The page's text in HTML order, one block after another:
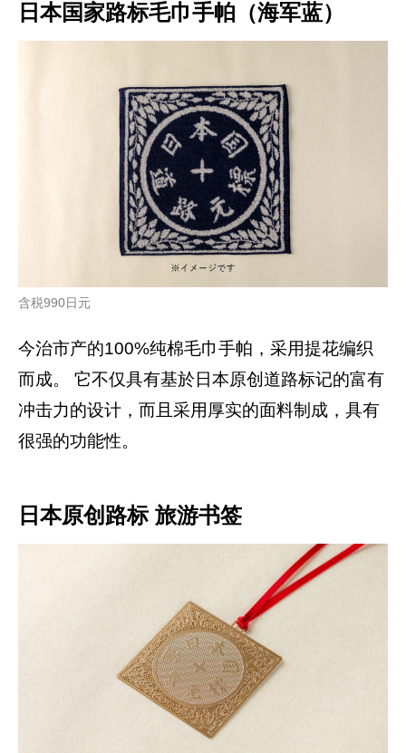
日本国家路标毛巾手帕（海军蓝）
含税990日元
今治市产的100%纯棉毛巾手帕，采用提花编织
而成。 它不仅具有基於日本原创道路标记的富有
冲击力的设计，而且采用厚实的面料制成，具有
很强的功能性。
日本原创路标 旅游书签